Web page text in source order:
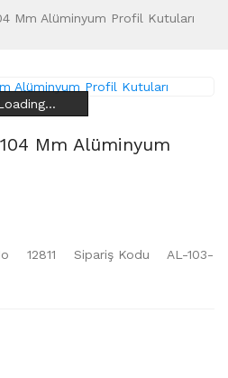
Mm Alüminyum Profil Kutuları
Mm Alüminyum
12811 Sipariş Kodu AL-103-